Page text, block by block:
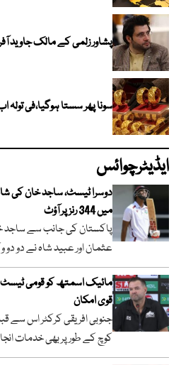
پشاور زلمی کے مالک جاوید
سونا پھر سستا ہوگیا،فی
ایڈیٹرچوائس
دوسرا ٹیسٹ، ساجد خان کی
میں 344 رنز پر آؤٹ
عثمان اور عبید شاہ نے دو دو
مائیک اسمتھ کو قومی ٹیسٹ
قوی امکان
جنوبی افریقی کرکٹر اس سے
کوچ کے طور پر بھی خدمات